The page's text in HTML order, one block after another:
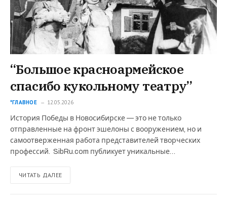
“Большое красноармейское
спасибо кукольному театру”
*ГЛАВНОЕ 12.05.2026
История Победы в Новосибирске — это не только
отправленные на фронт эшелоны с вооружением, но и
самоотверженная работа представителей творческих
профессий. SibRu.com публикует уникальные…
ЧИТАТЬ ДАЛЕЕ